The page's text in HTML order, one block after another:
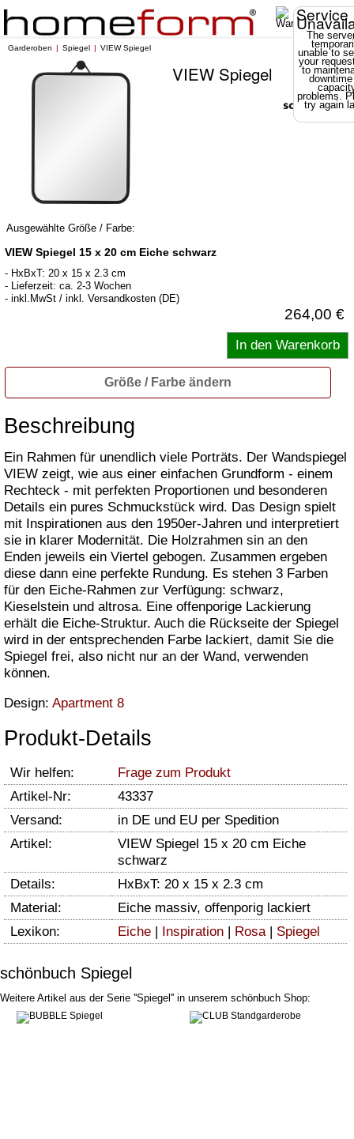
Service
The
unable to
your
to
problems.
try again
Garderoben Spiegel VIEW Spiegel
VIEW Spiegel
Ausgewählte Größe / Farbe:
VIEW Spiegel 15 x 20 cm Eiche schwarz
- HxBxT: 20 x 15 x 2.3 cm
- Lieferzeit: ca. 2-3 Wochen
- inkl.MwSt / inkl. Versandkosten (DE)
264,00 €
Größe / Farbe ändern
Beschreibung
Ein Rahmen für unendlich viele Porträts. Der Wandspiegel
VIEW zeigt, wie aus einer einfachen Grundform - einem
Rechteck - mit perfekten Proportionen und besonderen
Details ein pures Schmuckstück wird. Das Design spielt
mit Inspirationen aus den 1950er-Jahren und interpretiert
sie in klarer Modernität. Die Holzrahmen sin an den
Enden jeweils ein Viertel gebogen. Zusammen ergeben
diese dann eine perfekte Rundung. Es stehen 3 Farben
für den Eiche-Rahmen zur Verfügung: schwarz,
Kieselstein und altrosa. Eine offenporige Lackierung
erhält die Eiche-Struktur. Auch die Rückseite der Spiegel
wird in der entsprechenden Farbe lackiert, damit Sie die
Spiegel frei, also nicht nur an der Wand, verwenden
können.
Design: Apartment 8
Produkt-Details
Wir helfen:
Frage zum Produkt
Artikel-Nr:
43337
Versand:
in DE und EU per Spedition
Artikel:
VIEW Spiegel 15 x 20 cm Eiche
schwarz
Details:
HxBxT: 20 x 15 x 2.3 cm
Material:
Eiche massiv, offenporig lackiert
Lexikon:
Eiche Inspiration Rosa| Spiegel
schönbuch Spiegel
Weitere Artikel aus der Serie ''Spiegel'' in unserem schönbuch Shop: